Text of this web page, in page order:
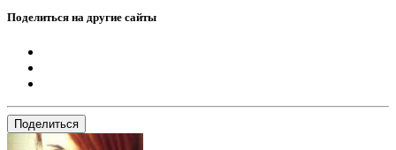
Поделиться на другие сайты
Поделиться